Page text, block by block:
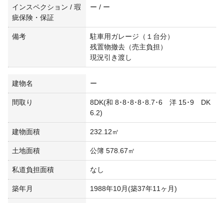
インスペクション / 瑕
疵保険・保証
ー / ー
備考
駐車用ガレージ（１台分）
残置物撤去（売主負担）
現況引き渡し
建物名 ー
間取り
8DK(和 8･8･8･8･8.7･6 洋 15･9 DK
6.2)
建物面積 232.12㎡
土地面積 公簿 578.67㎡
私道負担面積 なし
築年月 1988年10月(築37年11ヶ月)